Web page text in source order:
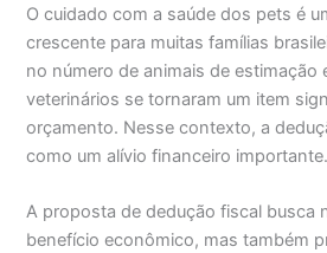
O cuidado com a saúde dos pets é
crescente para muitas famílias
no número de animais de estimação
veterinários se tornaram um item
orçamento. Nesse contexto, a
como um alívio financeiro importante.
A proposta de dedução fiscal busca
benefício econômico, mas também